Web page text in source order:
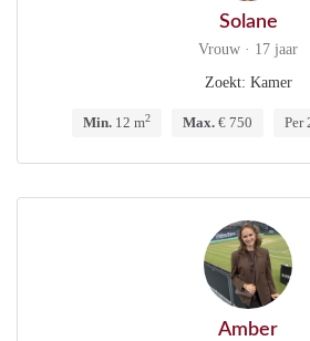
Solane
Vrouw · 17 jaar
Zoekt: Kamer
Min. 12 m2 Max. € 750 Per
Amber